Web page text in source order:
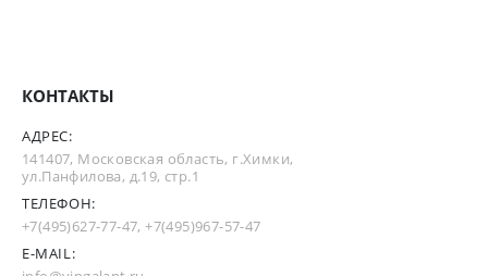
КОНТАКТЫ
АДРЕС:
141407, Московская область, г.Химки,
ул.Панфилова, д.19, стр.1
ТЕЛЕФОН:
+7(495)627-77-47,+7(495)967-57-47
E-MAIL: